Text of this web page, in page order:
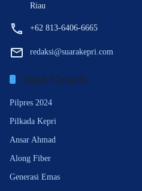
Riau
+62 813-6406-6665
redaksi@suarakepri.com
Topik Menarik
Pilpres 2024
Pilkada Kepri
Ansar Ahmad
Along Fiber
Generasi Emas